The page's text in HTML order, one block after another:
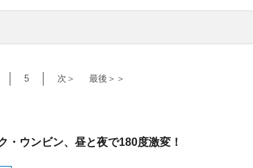
5 次＞ 最後＞＞
・ウンビン、昼と夜で180度激変！